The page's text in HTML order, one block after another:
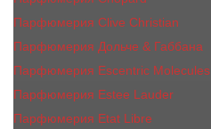
Парфюмерия Clive Christian
Парфюмерия Дольче & Габбана
Парфюмерия Escentric Molecules
Парфюмерия Estee Lаudеr
Парфюмерия Etat Libre